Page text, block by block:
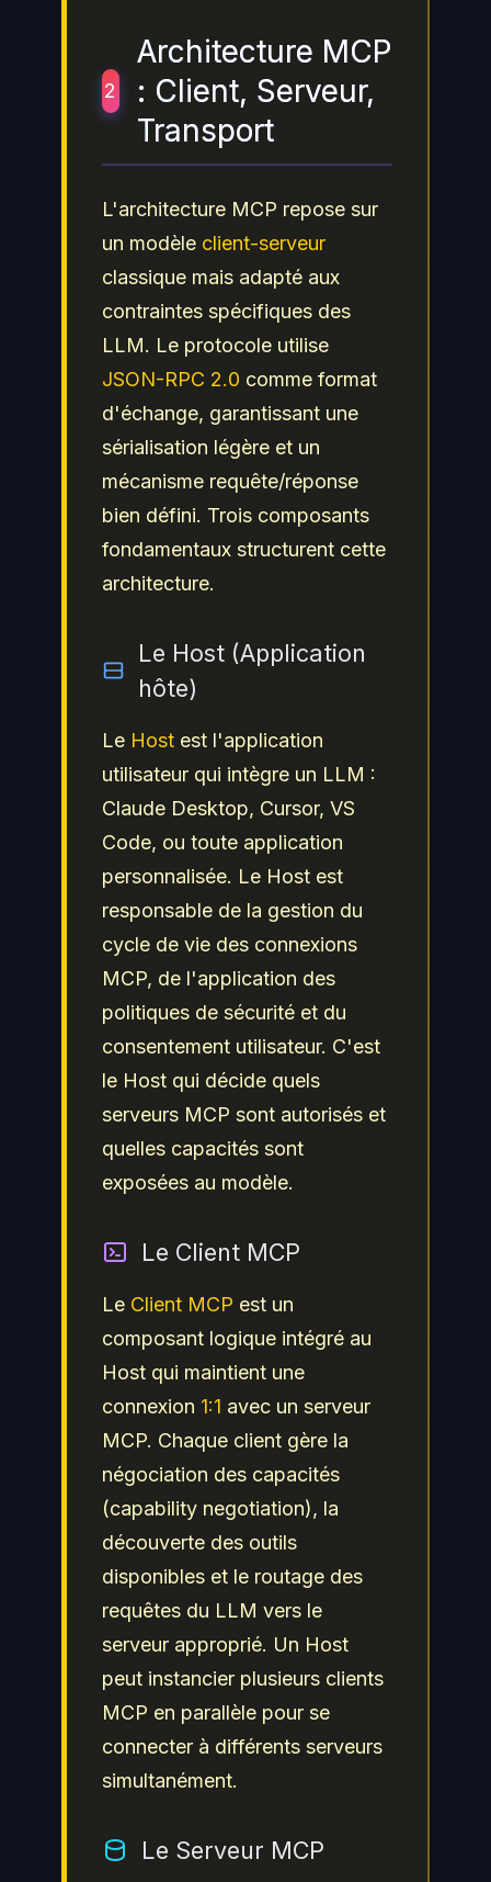
2
Architecture MCP
: Client, Serveur,
Transport
L'architecture MCP repose sur
un modèle client-serveur
classique mais adapté aux
contraintes spécifiques des
LLM. Le protocole utilise
JSON-RPC 2.0 comme format
d'échange, garantissant une
sérialisation légère et un
mécanisme requête/réponse
bien défini. Trois composants
fondamentaux structurent cette
architecture.
Le Host (Application
hôte)
Le Host est l'application
utilisateur qui intègre un LLM :
Claude Desktop, Cursor, VS
Code, ou toute application
personnalisée. Le Host est
responsable de la gestion du
cycle de vie des connexions
MCP, de l'application des
politiques de sécurité et du
consentement utilisateur. C'est
le Host qui décide quels
serveurs MCP sont autorisés et
quelles capacités sont
exposées au modèle.
Le Client MCP
Le Client MCP est un
composant logique intégré au
Host qui maintient une
connexion 1:1 avec un serveur
MCP. Chaque client gère la
négociation des capacités
(capability negotiation), la
découverte des outils
disponibles et le routage des
requêtes du LLM vers le
serveur approprié. Un Host
peut instancier plusieurs clients
MCP en parallèle pour se
connecter à différents serveurs
simultanément.
Le Serveur MCP